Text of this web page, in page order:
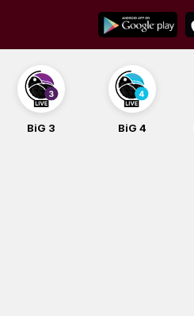
content
BiG 3 BiG 4